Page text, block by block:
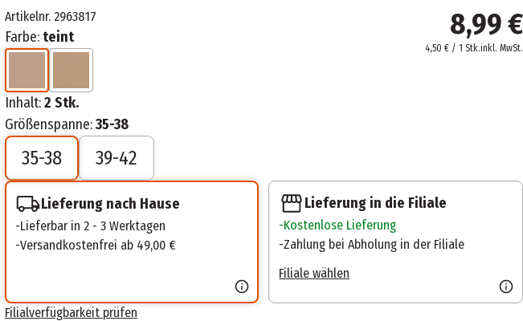
Artikelnr. 2963817
Farbe: teint
Inhalt:2 Stk.
Größenspanne:35-38
35-38 39-42
8,99 €
4,50 € / 1 Stk.inkl. MwSt.
Lieferung nach Hause
Lieferbar in 2 - 3 Werktagen
Versandkostenfrei ab 49,00 €
Lieferung in die Filiale
Kostenlose Lieferung
Zahlung bei Abholung in der Filiale
Filiale wählen
Filialverfügbarkeit prüfen